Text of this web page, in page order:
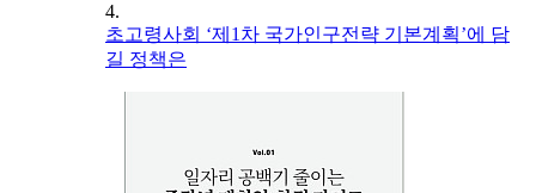
4.
초고령사회 ‘제1차 국가인구전략 기본계획’에 담
길 정책은